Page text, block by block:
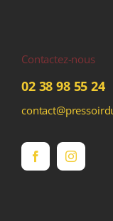
Contactez-nous
02 38 98 55 24